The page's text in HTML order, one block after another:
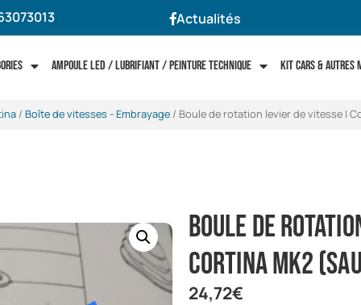
Actualités
Ampoule LED / Lubrifiant / Peinture technique Kit cars & autres
/ Boîte de vitesses - Embrayage / Boule de rotation levier de vitesse |
Boule de
Cortina Mk2
24,72€